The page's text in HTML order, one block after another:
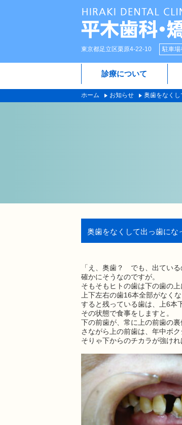
東京都足立区栗原4-22-10 駐車場
診療について
ホーム お知らせ 奥歯をなく
奥歯をなくして出っ歯に
「え、奥歯？ でも、出ている
確かにそうなのですが。
そもそもヒトの歯は下の歯の
上下左右の歯16本全部がなく
すると残っている歯は、上6本
その状態で食事をしますと。
下の前歯が、常に上の前歯の
さながら上の前歯は、年中ボ
そりゃ下からのチカラが強け